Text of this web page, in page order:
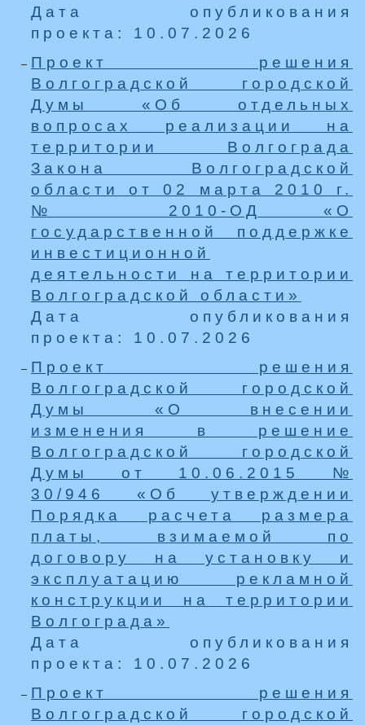
Дата опубликования
проекта: 10.07.2026
Проект решения
Волгоградской городской
Думы «Об отдельных
вопросах реализации на
территории Волгограда
Закона Волгоградской
области от 02 марта 2010 г.
№ 2010-ОД «О
государственной поддержке
инвестиционной
деятельности на территории
Волгоградской области»
Дата опубликования
проекта: 10.07.2026
Проект решения
Волгоградской городской
Думы «О внесении
изменения в решение
Волгоградской городской
Думы от 10.06.2015 №
30/946 «Об утверждении
Порядка расчета размера
платы, взимаемой по
договору на установку и
эксплуатацию рекламной
конструкции на территории
Волгограда»
Дата опубликования
проекта: 10.07.2026
Проект решения
Волгоградской городской